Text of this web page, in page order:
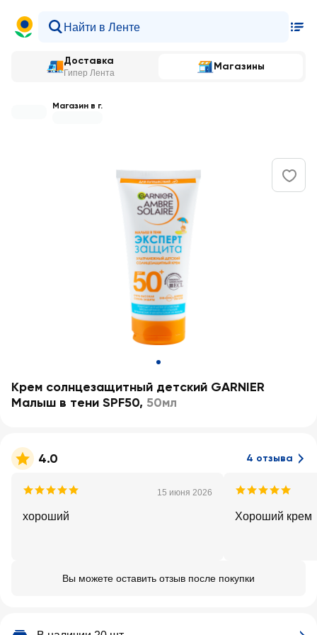
Доставка
Гипер Лента
Магазины
Магазин в г.
Крем солнцезащитный детский GARNIER
Малыш в тени SPF50, 50мл
4.0 4 отзыва
15 июня 2026
хороший Хороший крем
Вы можете оставить отзыв после покупки